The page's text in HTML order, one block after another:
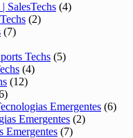
SalesTechs (4)
(2)
(7)
Techs (5)
(4)
(12)
Emergentes (6)
Emergentes (2)
Emergentes (7)